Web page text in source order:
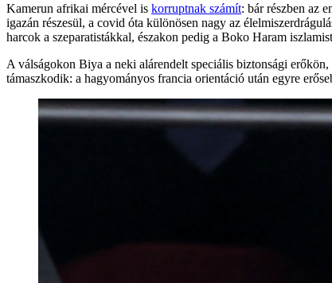
Kamerun afrikai mércével is korruptnak számít: bár részben az
igazán részesül, a covid óta különösen nagy az
harcok a szeparatistákkal, északon pedig a Boko Haram
A válságokon Biya a neki alárendelt speciális biztonsági
támaszkodik: a hagyományos francia orientáció után egyre